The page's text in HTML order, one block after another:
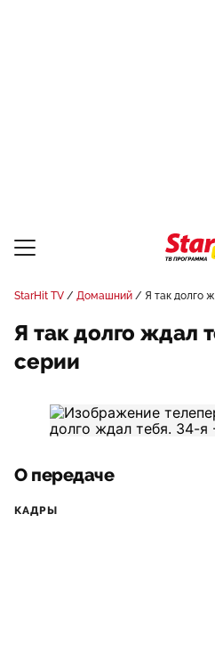
StarHit TV Домашний Я так долго
Я так долго ждал
серии
О передаче
КАДРЫ